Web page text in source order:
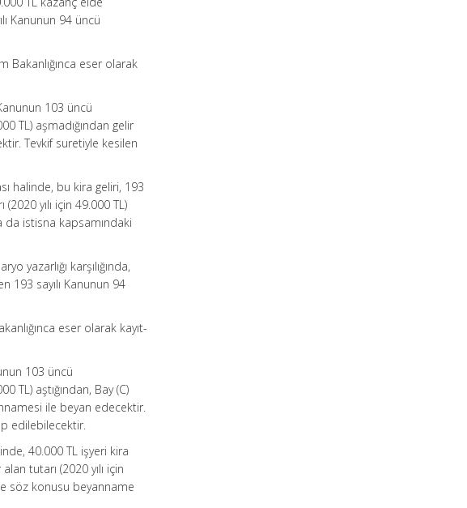
Kanunun 94 üncü
Bakanlığınca eser olarak
103 üncü
TL) aşmadığından gelir
Tevkif suretiyle kesilen
halinde, bu kira geliri, 193
yılı için 49.000 TL)
da istisna kapsamındaki
yazarlığı karşılığında,
193 sayılı Kanunun 94
eser olarak kayıt-
103 üncü
TL) aştığından, Bay (C)
ile beyan edecektir.
edilebilecektir.
40.000 TL işyeri kira
tutarı (2020 yılı için
söz konusu beyanname